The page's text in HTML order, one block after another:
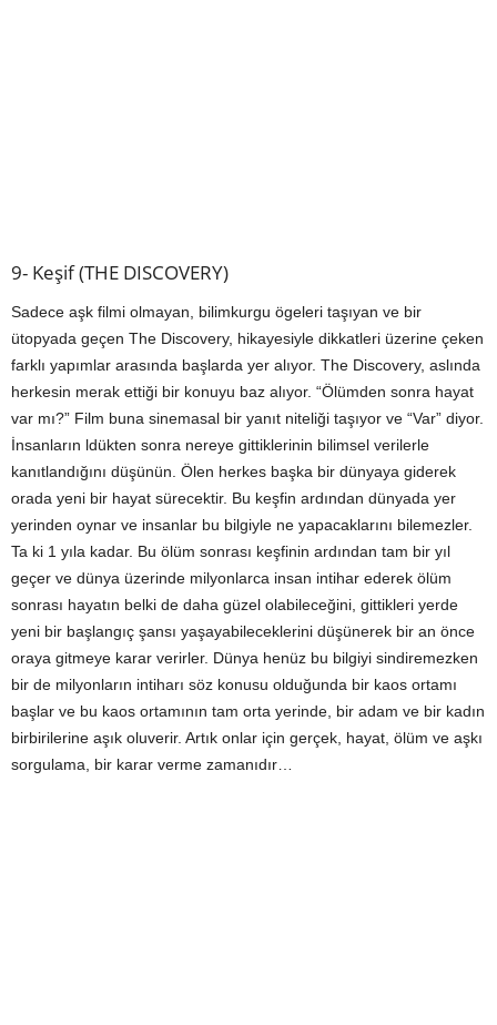
9- Keşif (THE DISCOVERY)
Sadece aşk filmi olmayan, bilimkurgu ögeleri taşıyan ve bir
ütopyada geçen The Discovery, hikayesiyle dikkatleri üzerine çeken
farklı yapımlar arasında başlarda yer alıyor. The Discovery, aslında
herkesin merak ettiği bir konuyu baz alıyor. “Ölümden sonra hayat
var mı?” Film buna sinemasal bir yanıt niteliği taşıyor ve “Var” diyor.
İnsanların ldükten sonra nereye gittiklerinin bilimsel verilerle
kanıtlandığını düşünün. Ölen herkes başka bir dünyaya giderek
orada yeni bir hayat sürecektir. Bu keşfin ardından dünyada yer
yerinden oynar ve insanlar bu bilgiyle ne yapacaklarını bilemezler.
Ta ki 1 yıla kadar. Bu ölüm sonrası keşfinin ardından tam bir yıl
geçer ve dünya üzerinde milyonlarca insan intihar ederek ölüm
sonrası hayatın belki de daha güzel olabileceğini, gittikleri yerde
yeni bir başlangıç şansı yaşayabileceklerini düşünerek bir an önce
oraya gitmeye karar verirler. Dünya henüz bu bilgiyi sindiremezken
bir de milyonların intiharı söz konusu olduğunda bir kaos ortamı
başlar ve bu kaos ortamının tam orta yerinde, bir adam ve bir kadın
birbirilerine aşık oluverir. Artık onlar için gerçek, hayat, ölüm ve aşkı
sorgulama, bir karar verme zamanıdır…